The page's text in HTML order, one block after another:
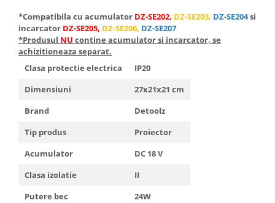
*Compatibila cu acumulator DZ-SE202, DZ-SE203, DZ-SE204si
incarcator DZ-SE205, DZ-SE206, DZ-SE207
*Produsul NU contine acumulator si incarcator, se
achizitioneaza separat.
Clasa protectie electrica
IP20
Dimensiuni
27x21x21 cm
Brand
Detoolz
Tip produs
Proiector
Acumulator
DC 18 V
Clasa izolatie
II
Putere bec
24W